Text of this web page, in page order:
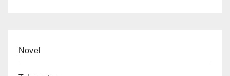
Novel